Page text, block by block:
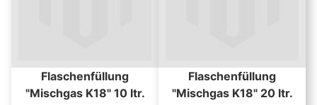
Flaschenfüllung
"Mischgas K18" 10 ltr.
Flaschenfüllung
"Mischgas K18" 20 ltr.